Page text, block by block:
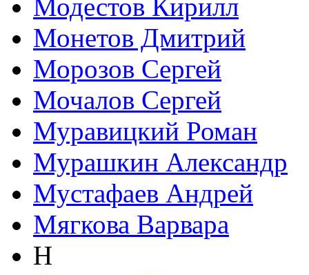
Модестов Кирилл
Монетов Дмитрий
Морозов Сергей
Мочалов Сергей
Муравицкий Роман
Мурашкин Александр
Мустафаев Андрей
Мягкова Варвара
Н